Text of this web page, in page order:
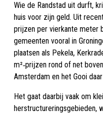
Wie de Randstad uit durft,
huis voor zijn geld. Uit
prijzen per vierkante meter
gemeenten vooral in
plaatsen als Pekela,
m²‑prijzen rond of net
Amsterdam en het Gooi
Het gaat daarbij vaak om
herstructureringsgebieden,